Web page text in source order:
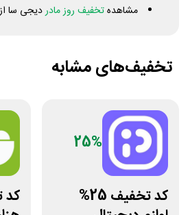
مشاهدهتخفیف روز مادردیجی سا
تخفیف‌های مشابه
25%
کد تخفیف 25%